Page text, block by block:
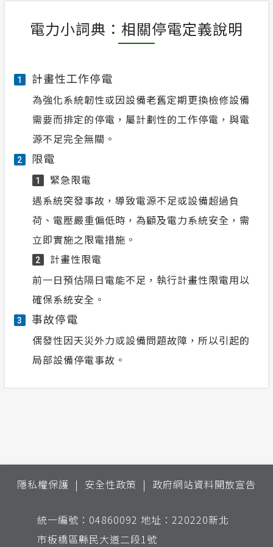
電力小詞典：相關停電定義說明
1 計畫性工作停電
為強化系統韌性或因設備老舊定期更換檢修設備
需要而排定的停電，屬計劃性的工作停電，與電
源不足完全無關。
2 限電
1
緊急限電
遇系統突發事故，導致電源不足或設備超過負
荷、電壓嚴重偏低時，為顧及電力系統安全，需
立即實施之限電措施。
2
計畫性限電
前一日預估隔日電能不足，執行計畫性限電用以
確保系統安全。
3 事故停電
偶發性因天災外力或設備問題故障，所以引起的
局部設備停電事故。
:::
隱私權保護 安全性政策 政府網站資料開放宣告
統一編號：04860092 地址：220220新北
市板橋區縣民大道二段1號